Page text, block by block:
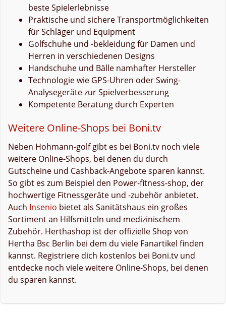
beste Spielerlebnisse
Praktische und sichere Transportmöglichkeiten
für Schläger und Equipment
Golfschuhe und -bekleidung für Damen und
Herren in verschiedenen Designs
Handschuhe und Bälle namhafter Hersteller
Technologie wie GPS-Uhren oder Swing-
Analysegeräte zur Spielverbesserung
Kompetente Beratung durch Experten
Weitere Online-Shops bei Boni.tv
Neben Hohmann-golf gibt es bei Boni.tv noch viele
weitere Online-Shops, bei denen du durch
Gutscheine und Cashback-Angebote sparen kannst.
So gibt es zum Beispiel den Power-fitness-shop, der
hochwertige Fitnessgeräte und -zubehör anbietet.
Auch Insenio bietet als Sanitätshaus ein großes
Sortiment an Hilfsmitteln und medizinischem
Zubehör. Herthashop ist der offizielle Shop von
Hertha Bsc Berlin bei dem du viele Fanartikel finden
kannst. Registriere dich kostenlos bei Boni.tv und
entdecke noch viele weitere Online-Shops, bei denen
du sparen kannst.